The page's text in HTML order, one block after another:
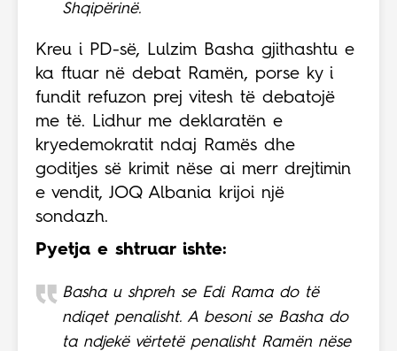
Shqipërinë.
Kreu i PD-së, Lulzim Basha gjithashtu e
ka ftuar në debat Ramën, porse ky i
fundit refuzon prej vitesh të debatojë
me të. Lidhur me deklaratën e
kryedemokratit ndaj Ramës dhe
goditjes së krimit nëse ai merr drejtimin
e vendit, JOQ Albania krijoi një
sondazh.
Pyetja e shtruar ishte:
Basha u shpreh se Edi Rama do të
ndiqet penalisht. A besoni se Basha do
ta ndjekë vërtetë penalisht Ramën nëse